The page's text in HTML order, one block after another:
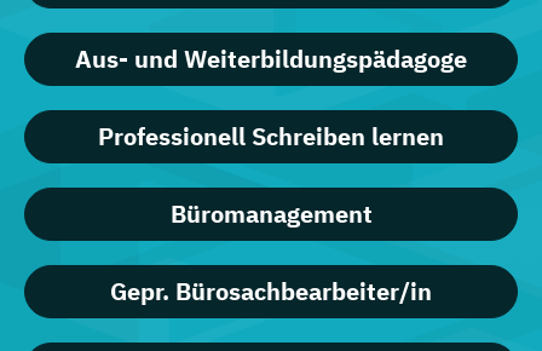
Aus- und Weiterbildungspädagoge
Professionell Schreiben lernen
Büromanagement
Gepr. Bürosachbearbeiter/in